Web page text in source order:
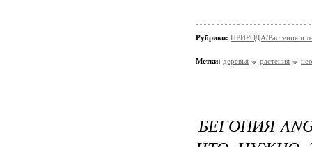
Рубрики: ПРИРОДА/Растения и
Метки: деревья растения
БЕГОНИЯ